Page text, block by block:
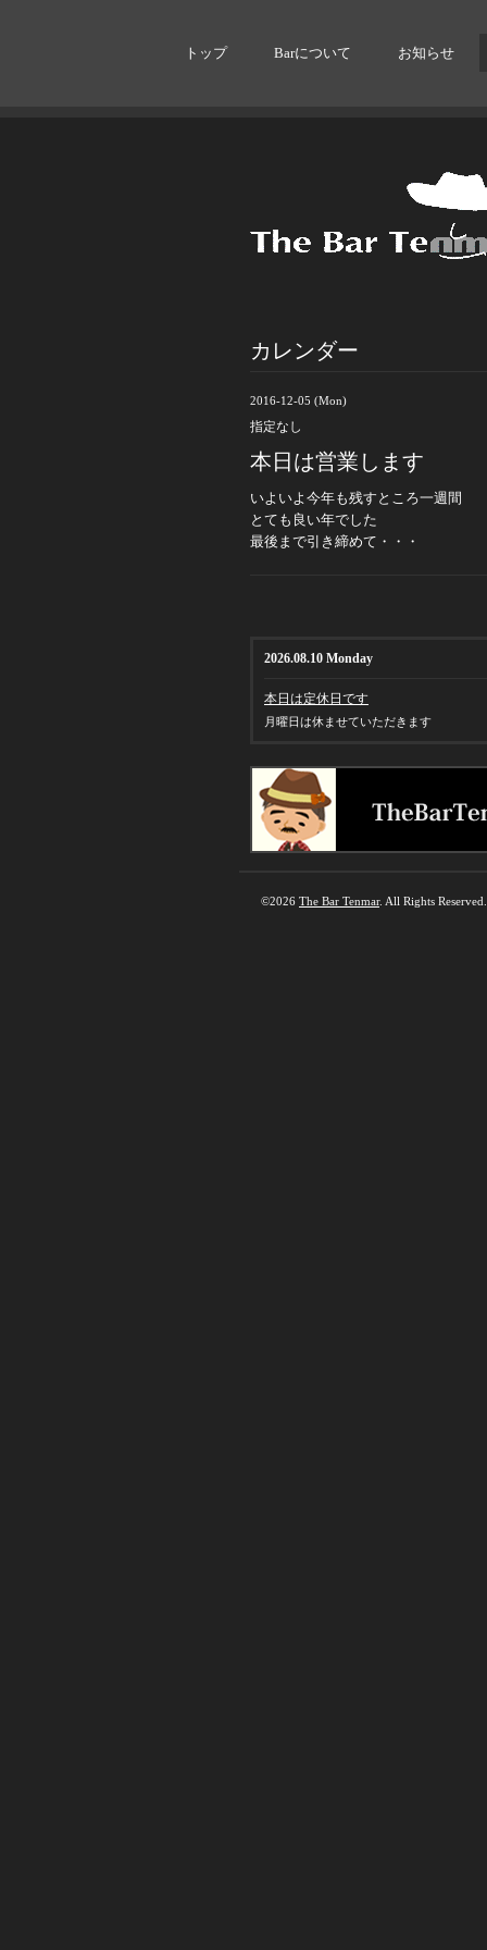
トップ Barについて お知らせ
カレンダー
2016-12-05 (Mon)
指定なし
本日は営業します
いよいよ今年も残すところ一週間
とても良い年でした
最後まで引き締めて・・・
2026.08.10 Monday
本日は定休日です
月曜日は休ませていただきます
©2026 The Bar Tenmar. All Rights Reserved.